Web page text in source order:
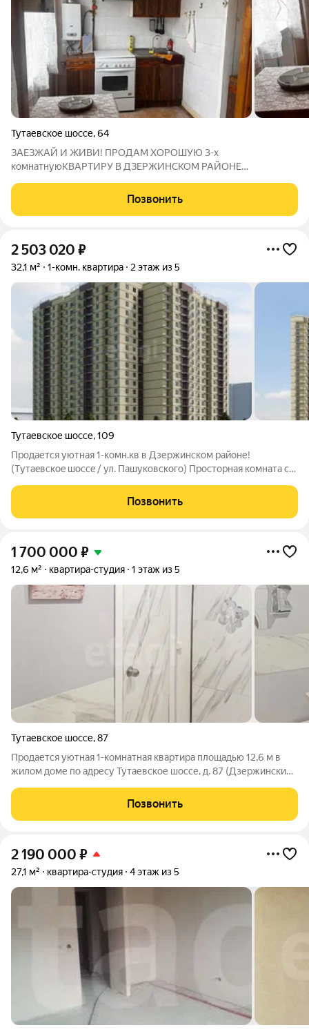
Тутаевское шоссе,64
ЗАЕЗЖАЙ И ЖИВИ! ПРОДАМ ХОРОШУЮ 3-х
комнатнуюКВАРТИРУ В ДЗЕРЖИНСКОМ РАЙОНЕ
ТЕПЛАЯ УДОБНАЯ, ФУНКЦИОНАЛЬНАЯ ПЛАНИРОВКА: -
кухня-гостиная 15 м2 - просторные прихожая и санузел -
Позвонить
2 503 020 ₽
32,1 м² 1-комн. квартира 2 этаж из 5
Тутаевское шоссе,109
Продаетcя уютная 1-комн.кв в Дзержинскoм районе!
(Tутаeвcкоe шocce / ул. Пашуковскoго) Просторная комната с
удобное современное решение. Практичная прихожая:
Достаточно места для шкафа-купе.
Позвонить
1 700 000 ₽
12,6 м² квартира-студия 1 этаж из 5
Тутаевское шоссе,87
Продается уютная 1-комнатная квартира площадью 12,6 м в
жилом доме по адресу Тутаевское шоссе, д. 87 (Дзержинский
пятиэтажного кирпичного дома. В квартире выполнен
качественный косметический ремонт с
Позвонить
2 190 000 ₽
27,1 м² квартира-студия 4 этаж из 5